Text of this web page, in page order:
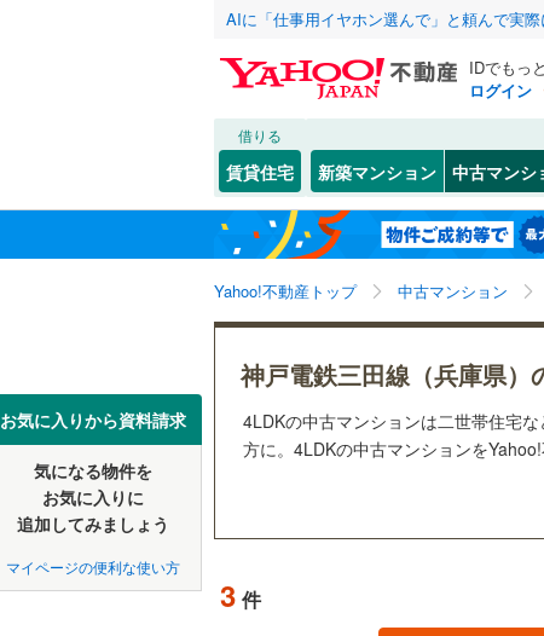
AIに「仕事用イヤホン選んで」と頼んで実
IDでもっ
ログイン
借りる
賃貸住宅 新築マンション 中古マンシ
Yahoo!不動産トップ 中古マンション
お気に入りから資料請求
気になる物件を
お気に入りに
追加してみましょう
マイページの便利な使い方
神戸電鉄三田線（兵庫県）
4LDKの中古マンションは二世帯住宅
方に。4LDKの中古マンションをYahoo!
3 件
北海道 北海道
東北 青森
関東 東京
東海 愛知
中国 鳥取
神戸市 東灘区(
長田区(0)
北区(
兵庫県のそのほ
姫路市(
西宮市(
伊丹市(8)
JR 東海道本
加古川線(
赤穂線(2)
山陽新幹線
神戸市営
私鉄・その他 阪急神戸
阪急甲陽線
(1) (0)
こだわり条件 リフォーム
リノベー
（2）
共用設備
トランク
駐車場空
管理・管理規